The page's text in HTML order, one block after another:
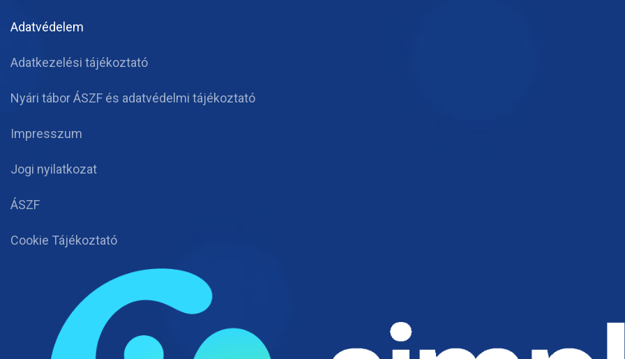
Adatvédelem
Adatkezelési tájékoztató
Nyári tábor ÁSZF és adatvédelmi tájékoztató
Impresszum
Jogi nyilatkozat
ÁSZF
Cookie Tájékoztató